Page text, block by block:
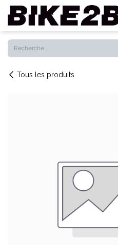
Se rendre au contenu
Tous les produits